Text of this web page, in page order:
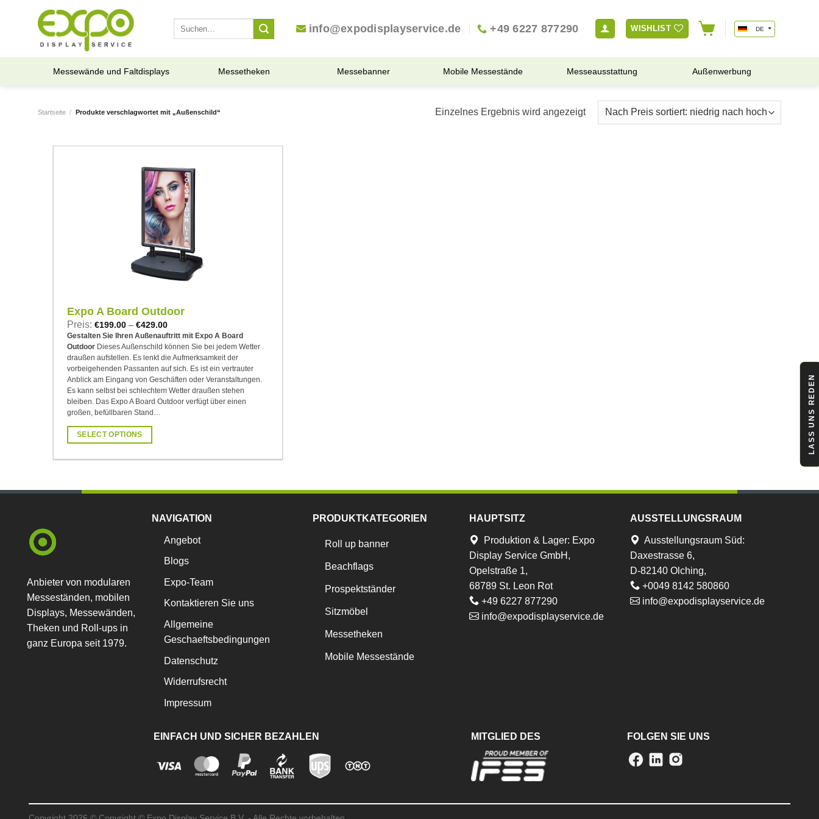
info@expodisplayservice.de +49 6227 877290 WISHLIST DE
Messewände und Faltdisplays Messetheken Messebanner Mobile Messestände Messeausstattung Außenwerbung
Startseite / Produkte verschlagwortet mit „Außenschild“ Einzelnes Ergebnis wird angezeigt
Expo A Board Outdoor
Preis: €199.00 –€429.00
Gestalten Sie Ihren Außenauftritt mit Expo A Board
Outdoor Dieses Außenschild können Sie bei jedem Wetter
draußen aufstellen. Es lenkt die Aufmerksamkeit der
vorbeigehenden Passanten auf sich. Es ist ein vertrauter
Anblick am Eingang von Geschäften oder Veranstaltungen.
Es kann selbst bei schlechtem Wetter draußen stehen
bleiben. Das Expo A Board Outdoor verfügt über einen
großen, befüllbaren Stand…
SELECT OPTIONS
mehrere
Produktseite
gewählt
werden
LASS UNS REDEN
Anbieter von modularen
Messeständen, mobilen
Displays, Messewänden,
Theken und Roll-ups in
ganz Europa seit 1979.
NAVIGATION
Angebot
Blogs
Expo-Team
Kontaktieren Sie uns
Allgemeine
Geschaeftsbedingungen
Datenschutz
Widerrufsrecht
Impressum
PRODUKTKATEGORIEN
Roll up banner
Beachflags
Prospektständer
Sitzmöbel
Messetheken
Mobile Messestände
HAUPTSITZ
Produktion & Lager: Expo
Display Service GmbH,
Opelstraße 1,
68789 St. Leon Rot
+49 6227 877290
info@expodisplayservice.de
AUSSTELLUNGSRAUM
Ausstellungsraum Süd:
Daxestrasse 6,
D-82140 Olching,
+0049 8142 580860
info@expodisplayservice.de
EINFACH UND SICHER BEZAHLEN MITGLIED DES FOLGEN SIE UNS